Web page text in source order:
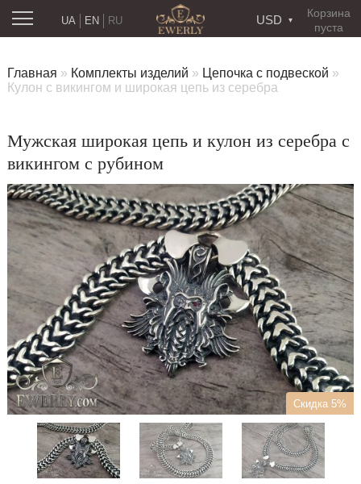
Корзина
пуста
USD
RU
UA EN
Главная » Комплекты изделий » Цепочка с подвеской »
Кулон с викингом и широкая цепь из серебра
Мужская широкая цепь и кулон из серебра с
викингом с рубином
Скидка 5%